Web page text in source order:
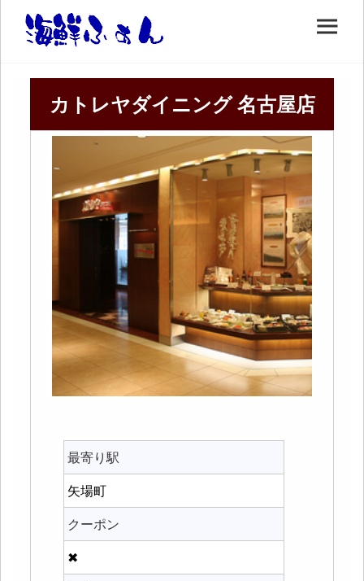
カトレヤダイニング 名古屋店
最寄り駅
矢場町
クーポン
✖